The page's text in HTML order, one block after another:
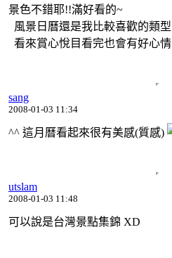
景色不錯耶!!滿好看的~
風景日曆還是我比較喜歡的類型
看來賞心悅目看完也會有好心情
sang
2008-01-03 11:34
^^ 這月曆看起來很有美感(質感)
utslam
2008-01-03 11:48
可以說是台灣景點集錦 XD